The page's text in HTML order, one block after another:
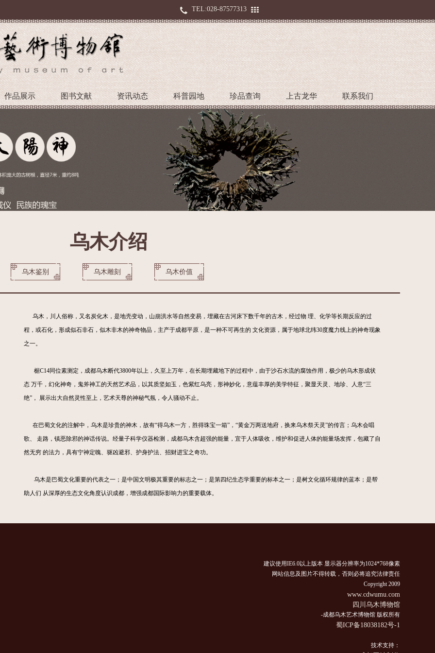
TEL:028-87577313
作品展示 图书文献 资讯动态 科普园地 珍品查询 上古龙华 联系我们
乌木介绍
乌木鉴别 乌木雕刻 乌木价值
乌木，川人俗称，又名炭化木，是地壳变动，山崩洪水等自然变易，埋藏在古河床下数千年的古木，经过物 理、化学等长期反应的过
程，或石化，形成似石非石，似木非木的神奇物品，主产于成都平原，是一种不可再生的 文化资源，属于地球北纬30度魔力线上的神奇现象
之一。
椐C14同位素测定，成都乌木断代3800年以上，久至上万年，在长期埋藏地下的过程中，由于沙石水流的腐蚀作用，极少的乌木形成状
态 万千，幻化神奇，鬼斧神工的天然艺术品，以其质坚如玉，色紫红乌亮，形神妙化，意蕴丰厚的美学特征，聚显天灵、地珍、人意“三
绝”， 展示出大自然灵性至上，艺术天尊的神秘气氛，令人骚动不止。
在巴蜀文化的注解中，乌木是珍贵的神木，故有“得乌木一方，胜得珠宝一箱”，“黄金万两送地府，换来乌木祭天灵”的传言；乌木会唱
歌、 走路，镇恶除邪的神话传说。经量子科学仪器检测，成都乌木含超强的能量，宜于人体吸收，维护和促进人体的能量场发挥，包藏了自
然无穷 的法力，具有宁神定魄、驱凶避邪、护身护法、招财进宝之奇功。
乌木是巴蜀文化重要的代表之一；是中国文明极其重要的标志之一；是第四纪生态学重要的标本之一；是树文化循环规律的蓝本；是帮
助人们 从深厚的生态文化角度认识成都，增强成都国际影响力的重要载体。
建议使用IE6.0以上版本 显示器分辨率为1024*768像素
网站信息及图片不得转载，否则必将追究法律责任
Copyright 2009
www.cdwumu.com
四川乌木博物馆
-成都乌木艺术博物馆 版权所有
蜀ICP备18038182号-1
技术支持：